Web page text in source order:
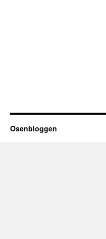
Osenbloggen